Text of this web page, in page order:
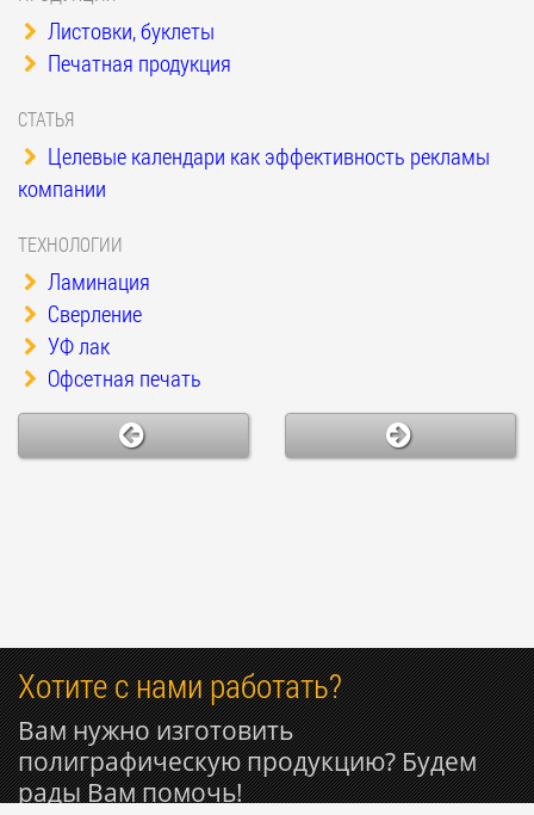
Листовки, буклеты
Печатная продукция
СТАТЬЯ
Целевые календари как эффективность рекламы
компании
ТЕХНОЛОГИИ
Ламинация
Сверление
УФ лак
Офсетная печать
Хотите с нами работать?
Вам нужно изготовить
полиграфическую продукцию? Будем
рады Вам помочь!